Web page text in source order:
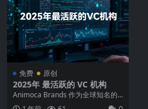
免费 原创
2025年 最活跃的 VC 机构
Animoca Brands 作为全球知名的
Web3 游戏和元宇宙开发商 An...